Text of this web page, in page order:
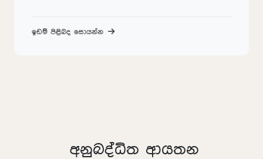
ඉඩම් පිළිබද සොයන්න
අනුබද්ධිත ආයතන